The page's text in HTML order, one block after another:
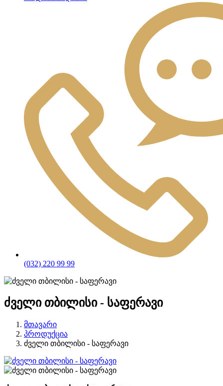
(032) 220 99 99
ძველი თბილისი - საფერავი
მთავარი
პროდუქცია
ძველი თბილისი - საფერავი